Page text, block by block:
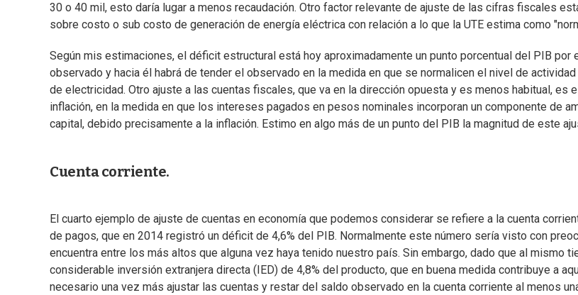
30 o 40 mil, esto daría lugar a menos recaudación. Otro factor relevante de ajuste de las cifras fiscales
sobre costo o sub costo de generación de energía eléctrica con relación a lo que la UTE estima como
Según mis estimaciones, el déficit estructural está hoy aproximadamente un punto porcentual del PIB por
observado y hacia él habrá de tender el observado en la medida en que se normalicen el nivel de
de electricidad. Otro ajuste a las cuentas fiscales, que va en la dirección opuesta y es menos habitual, es
inflación, en la medida en que los intereses pagados en pesos nominales incorporan un componente de
capital, debido precisamente a la inflación. Estimo en algo más de un punto del PIB la magnitud de este
Cuenta corriente.
El cuarto ejemplo de ajuste de cuentas en economía que podemos considerar se refiere a la cuenta
de pagos, que en 2014 registró un déficit de 4,6% del PIB. Normalmente este número sería visto con
encuentra entre los más altos que alguna vez haya tenido nuestro país. Sin embargo, dado que al mismo
considerable inversión extranjera directa (IED) de 4,8% del producto, que en buena medida contribuye a
necesario una vez más ajustar las cuentas y restar del saldo observado en la cuenta corriente al menos